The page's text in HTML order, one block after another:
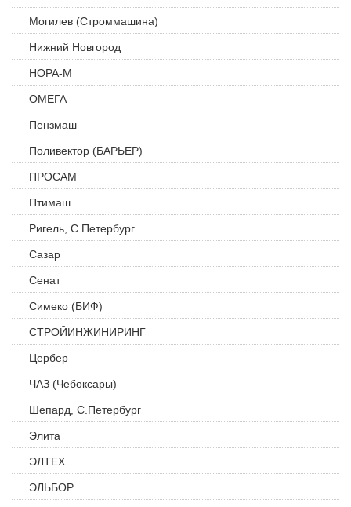
Могилев (Строммашина)
Нижний Новгород
НОРА-М
ОМЕГА
Пензмаш
Поливектор (БАРЬЕР)
ПРОСАМ
Птимаш
Ригель, С.Петербург
Сазар
Сенат
Симеко (БИФ)
СТРОЙИНЖИНИРИНГ
Цербер
ЧАЗ (Чебоксары)
Шепард, С.Петербург
Элита
ЭЛТЕХ
ЭЛЬБОР